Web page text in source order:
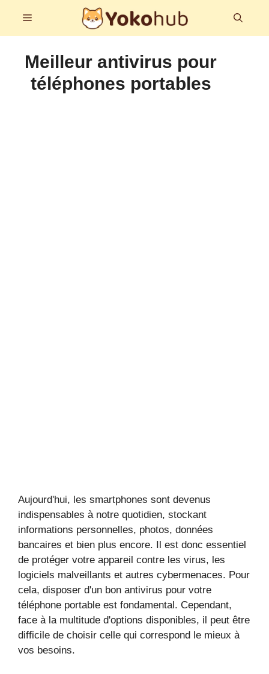
contenu
Menu
Meilleur antivirus pour
téléphones portables
Aujourd'hui, les smartphones sont devenus
indispensables à notre quotidien, stockant
informations personnelles, photos, données
bancaires et bien plus encore. Il est donc essentiel
de protéger votre appareil contre les virus, les
logiciels malveillants et autres cybermenaces. Pour
cela, disposer d'un bon antivirus pour votre
téléphone portable est fondamental. Cependant,
face à la multitude d'options disponibles, il peut être
difficile de choisir celle qui correspond le mieux à
vos besoins.